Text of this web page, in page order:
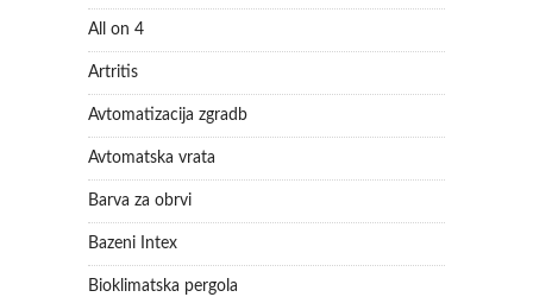
All on 4
Artritis
Avtomatizacija zgradb
Avtomatska vrata
Barva za obrvi
Bazeni Intex
Bioklimatska pergola